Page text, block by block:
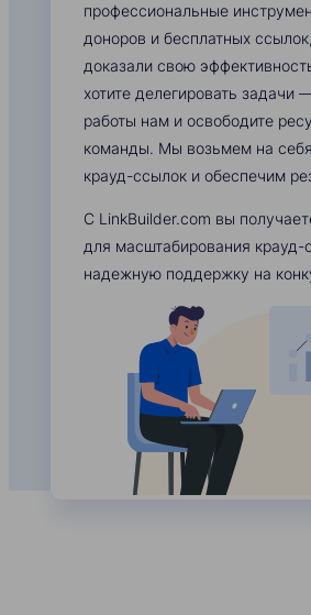
профессиональные
доноров и бесплатных
доказали свою
хотите делегировать задачи
работы нам и освободите
команды. Мы возьмем на
крауд-ссылок и обеспечим
С LinkBuilder.com вы
для масштабирования крауд-
надежную поддержку на